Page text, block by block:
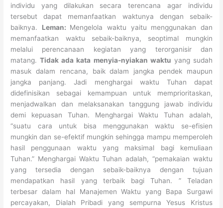
individu yang dilakukan secara terencana agar individu
tersebut dapat memanfaatkan waktunya dengan sebaik-
baiknya. Leman: Mengelola waktu yaitu menggunakan dan
memanfaatkan waktu sebaik-baiknya, seoptimal mungkin
melalui perencanaan kegiatan yang terorganisir dan
matang.Tidak ada kata menyia-nyiakan waktu yang sudah
masuk dalam rencana, baik dalam jangka pendek maupun
jangka panjang. Jadi menghargai waktu Tuhan dapat
didefinisikan sebagai kemampuan untuk memprioritaskan,
menjadwalkan dan melaksanakan tanggung jawab individu
demi kepuasan Tuhan. Menghargai Waktu Tuhan adalah,
“suatu cara untuk bisa menggunakan waktu se-efisien
mungkin dan se-efektif mungkin sehingga mampu memperoleh
hasil penggunaan waktu yang maksimal bagi kemuliaan
Tuhan.” Menghargai Waktu Tuhan adalah, “pemakaian waktu
yang tersedia dengan sebaik-baiknya dengan tujuan
mendapatkan hasil yang terbaik bagi Tuhan. ” Teladan
terbesar dalam hal Manajemen Waktu yang Bapa Surgawi
percayakan, Dialah Pribadi yang sempurna Yesus Kristus